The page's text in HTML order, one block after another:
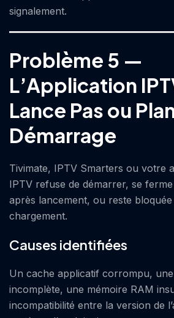
signalement.
Problème 5 —
L’Application
Lance Pas ou
Démarrage
Tivimate, IPTV Smarters ou votre
IPTV refuse de démarrer, se
après lancement, ou reste bloquée
chargement.
Causes identifiées
Un cache applicatif corrompu,
incomplète, une mémoire RAM
incompatibilité entre la version de